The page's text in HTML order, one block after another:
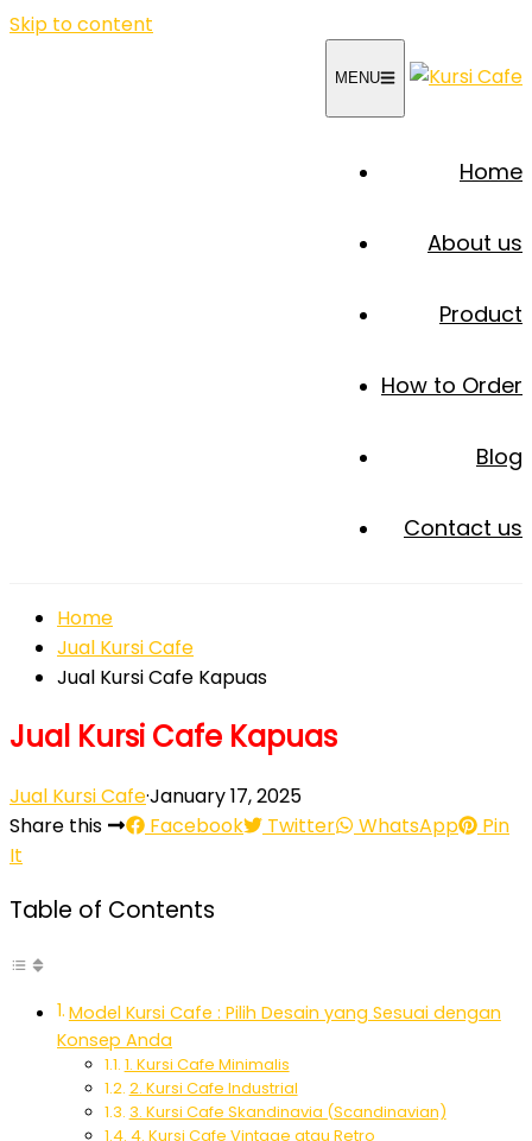
Skip to content
MENU
Home
About us
Product
How to Order
Blog
Contact us
Home
Jual Kursi Cafe
Jual Kursi Cafe Kapuas
Jual Kursi Cafe Kapuas
Jual Kursi Cafe·January 17, 2025
Share this
Facebook Twitter WhatsApp
Pin
It
Table of Contents
Model Kursi Cafe : Pilih Desain yang Sesuai dengan
Konsep Anda
1. Kursi Cafe Minimalis
2. Kursi Cafe Industrial
3. Kursi Cafe Skandinavia (Scandinavian)
4. Kursi Cafe Vintage atau Retro